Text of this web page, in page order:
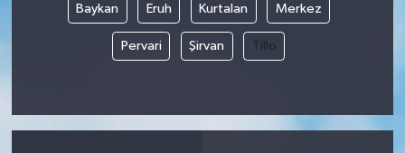
Baykan Eruh Kurtalan Merkez
Pervari Şirvan Tillo
Kültür & Sanat
Resmi İlanlar